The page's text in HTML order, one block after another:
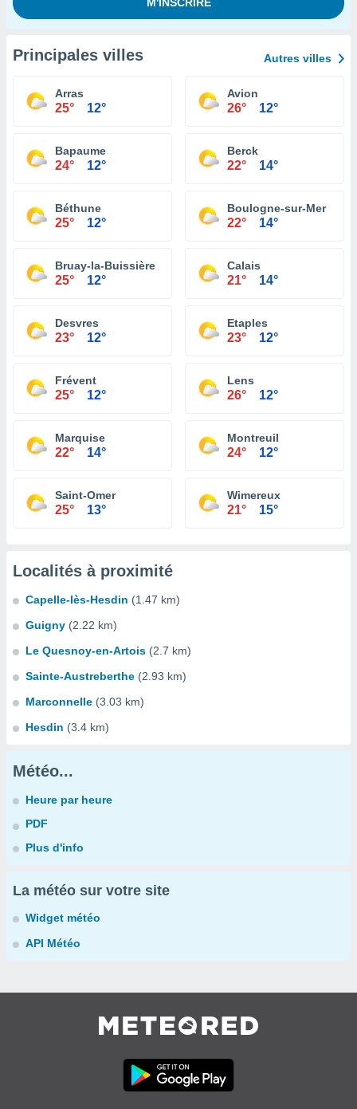
Principales villes Autres villes
Arras
25° 12°
Avion
26° 12°
Bapaume
24° 12°
Berck
22° 14°
Béthune
25° 12°
Boulogne-sur-Mer
22° 14°
Bruay-la-Buissière
25° 12°
Calais
21° 14°
Desvres
23° 12°
Etaples
23° 12°
Frévent
25° 12°
Lens
26° 12°
Marquise
22° 14°
Montreuil
24° 12°
Saint-Omer
25° 13°
Wimereux
21° 15°
Localités à proximité
Capelle-lès-Hesdin (1.47 km)
Guigny (2.22 km)
Le Quesnoy-en-Artois (2.7 km)
Sainte-Austreberthe (2.93 km)
Marconnelle (3.03 km)
Hesdin (3.4 km)
Météo...
Heure par heure
PDF
Plus d'info
La météo sur votre site
Widget météo
API Météo